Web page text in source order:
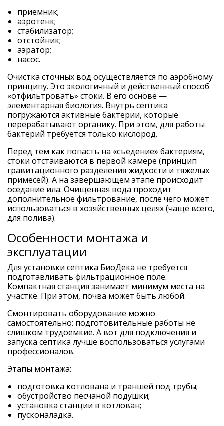
приемник;
аэротенк;
стабилизатор;
отстойник;
аэратор;
насос.
Очистка сточных вод осуществляется по аэробному
принципу. Это экологичный и действенный способ
«отфильтровать» стоки. В его основе —
элементарная биология. Внутрь септика
погружаются активные бактерии, которые
перерабатывают органику. При этом, для работы
бактерий требуется только кислород.
Перед тем как попасть на «съедение» бактериям,
стоки отстаиваются в первой камере (принцип
гравитационного разделения жидкости и тяжелых
примесей). А на завершающем этапе происходит
оседание ила. Очищенная вода проходит
дополнительное фильтрование, после чего может
использоваться в хозяйственных целях (чаще всего,
для полива).
Особенности монтажа и
эксплуатации
Для установки септика БиоДека не требуется
подготавливать фильтрационное поле.
Компактная станция занимает минимум места на
участке. При этом, почва может быть любой.
Смонтировать оборудование можно
самостоятельно: подготовительные работы не
слишком трудоемкие. А вот для подключения и
запуска септика лучше воспользоваться услугами
профессионалов.
Этапы монтажа:
подготовка котлована и траншей под трубы;
обустройство песчаной подушки;
установка станции в котлован;
пусконаладка.